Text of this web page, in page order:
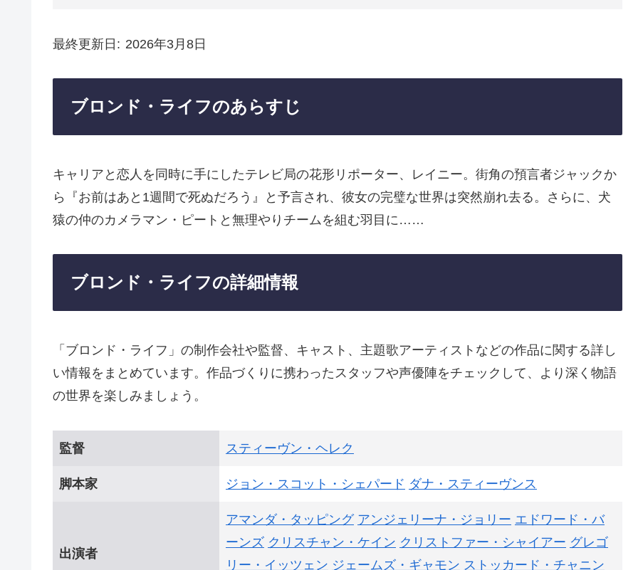
最終更新日 2026年3月8日
ブロンド・ライフのあらすじ
キャリアと恋人を同時に手にしたテレビ局の花形リポーター、レイニー。街角の預言者ジャックか
ら『お前はあと1週間で死ぬだろう』と予言され、彼女の完璧な世界は突然崩れ去る。さらに、犬
猿の仲のカメラマン・ピートと無理やりチームを組む羽目に……
ブロンド・ライフの詳細情報
「ブロンド・ライフ」の制作会社や監督、キャスト、主題歌アーティストなどの作品に関する詳し
い情報をまとめています。作品づくりに携わったスタッフや声優陣をチェックして、より深く物語
の世界を楽しみましょう。
監督 スティーヴン・ヘレク
脚本家 ジョン・スコット・シェパード ダナ・スティーヴンス
出演者
アマンダ・タッピング アンジェリーナ・ジョリー エドワード・バ
ーンズ クリスチャン・ケイン クリストファー・シャイアー グレゴ
リー・イッツェン ジェームズ・ギャモン ストッカード・チャニン